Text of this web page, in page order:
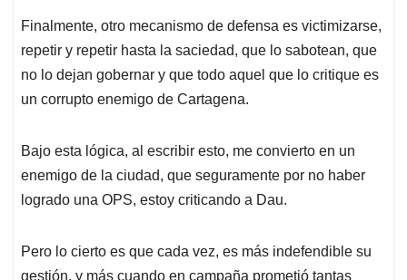
Finalmente, otro mecanismo de defensa es victimizarse,
repetir y repetir hasta la saciedad, que lo sabotean, que
no lo dejan gobernar y que todo aquel que lo critique es
un corrupto enemigo de Cartagena.
Bajo esta lógica, al escribir esto, me convierto en un
enemigo de la ciudad, que seguramente por no haber
logrado una OPS, estoy criticando a Dau.
Pero lo cierto es que cada vez, es más indefendible su
gestión, y más cuando en campaña prometió tantas